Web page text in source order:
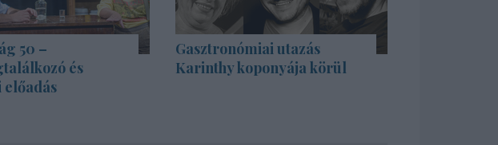
50 –
és
Gasztronómiai utazás
Karinthy koponyája körül